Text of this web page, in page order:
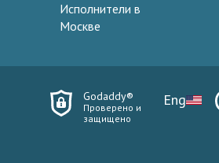
Исполнители в
Москве
Godaddy®
Проверено и
защищено
Eng